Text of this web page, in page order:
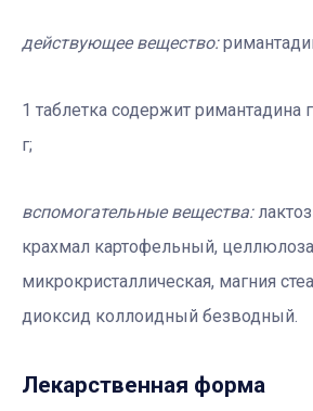
действующее вещество:
1 таблетка содержит римантадина
г;
вспомогательные вещества:
крахмал картофельный, целлюлоза
микрокристаллическая, магния
диоксид коллоидный безводный.
Лекарственная форма